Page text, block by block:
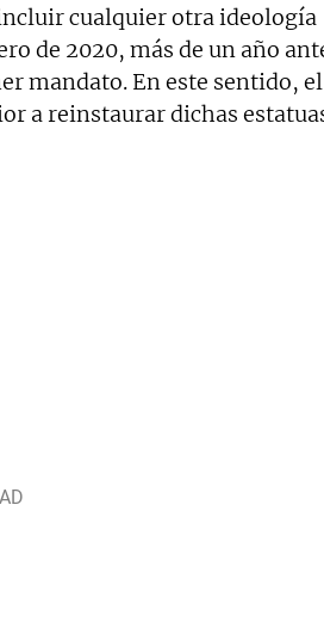
cualquier otra ideología
de 2020, más de un año
mandato. En este sentido, el
a reinstaurar dichas